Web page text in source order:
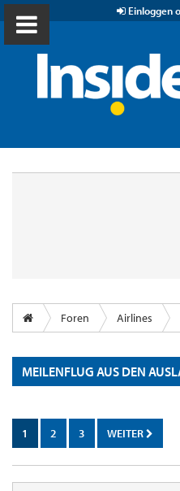
Einloggen
Foren Airlines
MEILENFLUG AUS DEN
1 2 3 WEITER